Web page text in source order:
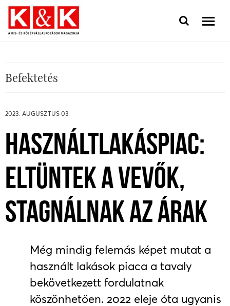
Befektetés
2023. AUGUSZTUS 03.
HASZNÁLTLAKÁSPIAC:
ELTÜNTEK A VEVŐK,
STAGNÁLNAK AZ ÁRAK
Még mindig felemás képet mutat a
használt lakások piaca a tavaly
bekövetkezett fordulatnak
köszönhetően. 2022 eleje óta ugyanis